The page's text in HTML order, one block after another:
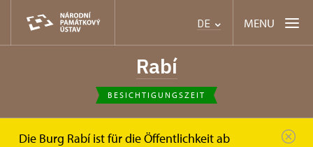
DE MENU
Rabí
BESICHTIGUNGSZEIT
Die Burg Rabí ist für die Öffentlichkeit ab